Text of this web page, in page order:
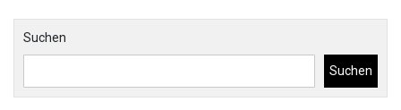
Suchen
Suchen